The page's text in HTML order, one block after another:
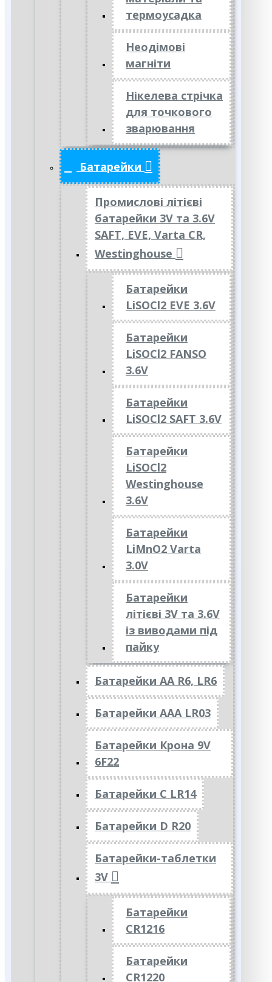
термоусадка
Неодімові
магніти
Нікелева стрічка
для точкового
зварювання
Батарейки
Промислові літієві
батарейки 3V та 3.6V
SAFT, EVE, Varta CR,
Westinghouse
Батарейки
LiSOCl2 EVE 3.6V
Батарейки
LiSOCl2 FANSO
3.6V
Батарейки
LiSOCl2 SAFT 3.6V
Батарейки
LiSOCl2
Westinghouse
3.6V
Батарейки
LiMnO2 Varta
3.0V
Батарейки
літієві 3V та 3.6V
із виводами під
пайку
Батарейки АА R6, LR6
Батарейки АAА LR03
Батарейки Крона 9V
6F22
Батарейки C LR14
Батарейки D R20
Батарейки-таблетки
3V
Батарейки
CR1216
Батарейки
CR1220